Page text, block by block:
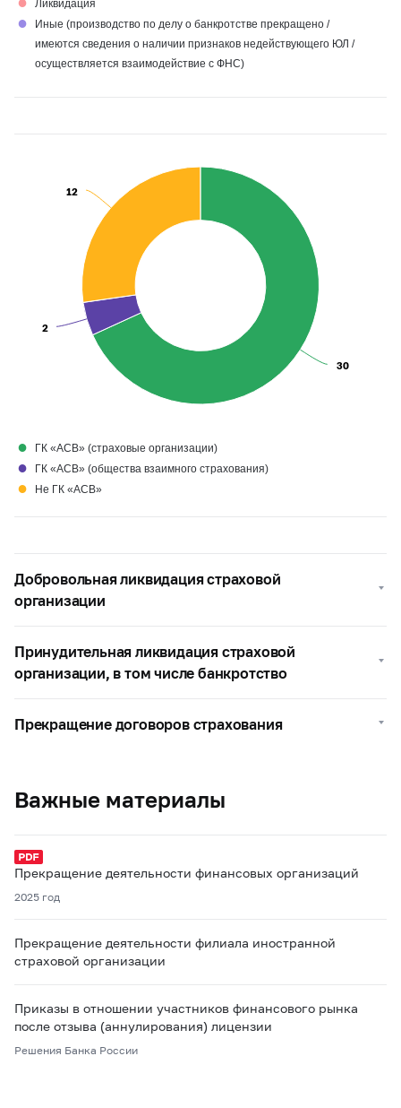
Ликвидация
●
Иные (производство по делу о банкротстве прекращено /
имеются сведения о наличии признаков недействующего ЮЛ /
осуществляется взаимодействие с ФНС)
30
30
2
2
12
12
● ГК «АСВ» (страховые организации)
● ГК «АСВ» (общества взаимного страхования)
● Не ГК «АСВ»
Добровольная ликвидация страховой
организации
Принудительная ликвидация страховой
организации, в том числе банкротство
Прекращение договоров страхования
Важные материалы
Прекращение деятельности финансовых организаций
2025 год
Прекращение деятельности филиала иностранной
страховой организации
Приказы в отношении участников финансового рынка
после отзыва (аннулирования) лицензии
Решения Банка России